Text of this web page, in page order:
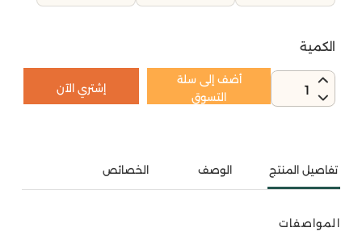
الكمية
1
أضف إلى سلة
التسوق
إشتري الآن
تفاصيل المنتج الوصف الخصائص
المواصفات